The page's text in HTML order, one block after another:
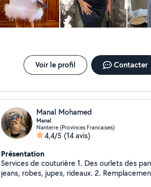
recommande fortement.
Voir le profil Contacter
Manal Mohamed
Manal
Nanterre (Provinces Francaises)
4,4/5 (14 avis)
Présentation
Services de couturière 1. Des ourlets des
jeans, robes, jupes, rideaux. 2. Remplacement des